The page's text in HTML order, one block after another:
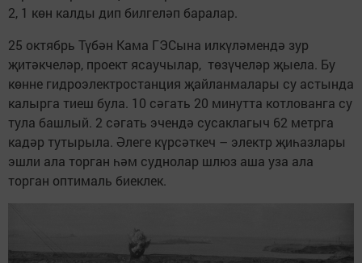
2, 1 көн калды дип билгеләп баралар.
25 октябрь Түбән Кама ГЭСына илкүләмендә зур
җитәкчеләр, проект ясаучылар, төзүчеләр җыела. Бу
көнне гидроэлектростанция җайланмалары су астында
калырга тиеш була. 10 сәгать 20 минутта котлованга су
тула башлый. 2 сәгать эчендә сусаклагыч 62 метрга
кадәр тутырыла. Әлеге күрсәткеч – электр җиһазлары
эшли ала торган һәм суднолар шлюз аша уза ала
торган оптималь биеклек.